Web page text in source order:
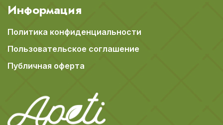
Информация
Политика конфиденциальности
Пользовательское соглашение
Публичная оферта